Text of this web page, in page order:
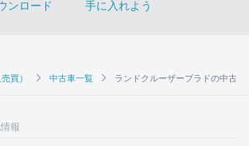
買） 中古車一覧 ランドクルーザープラドの中古車
報